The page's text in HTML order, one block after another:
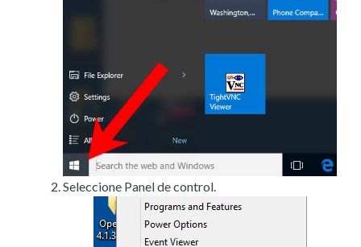
Seleccione Panel de control.